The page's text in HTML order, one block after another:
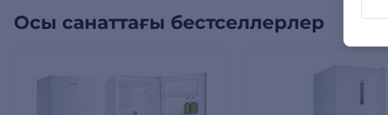
Осы санаттағы бестселлерлер